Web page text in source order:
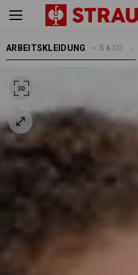
ARBEITSKLEIDUNGSHIRTS & CO.
DAMEN